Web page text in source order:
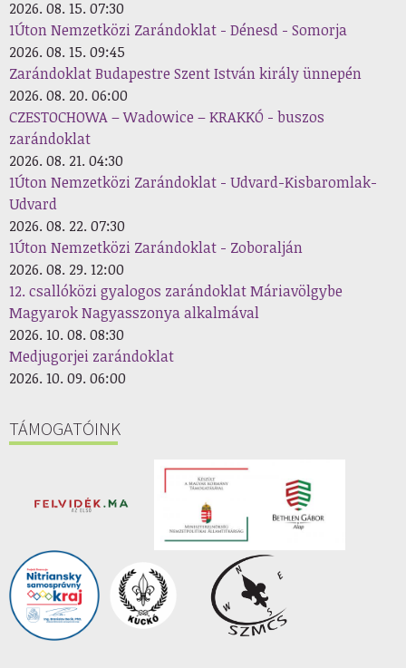
2026. 08. 15. 07:30
1Úton Nemzetközi Zarándoklat - Dénesd - Somorja
2026. 08. 15. 09:45
Zarándoklat Budapestre Szent István király ünnepén
2026. 08. 20. 06:00
CZESTOCHOWA – Wadowice – KRAKKÓ - buszos
zarándoklat
2026. 08. 21. 04:30
1Úton Nemzetközi Zarándoklat - Udvard-Kisbaromlak-
Udvard
2026. 08. 22. 07:30
1Úton Nemzetközi Zarándoklat - Zoboralján
2026. 08. 29. 12:00
12. csallóközi gyalogos zarándoklat Máriavölgybe
Magyarok Nagyasszonya alkalmával
2026. 10. 08. 08:30
Medjugorjei zarándoklat
2026. 10. 09. 06:00
TÁMOGATÓINK